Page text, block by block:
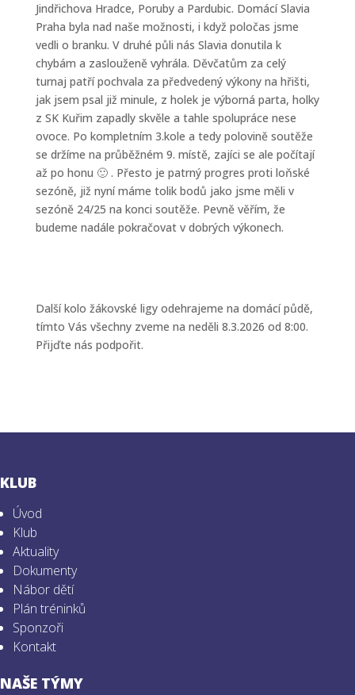
Jindřichova Hradce, Poruby a Pardubic. Domácí Slavia
Praha byla nad naše možnosti, i když poločas jsme
vedli o branku. V druhé půli nás Slavia donutila k
chybám a zaslouženě vyhrála. Děvčatům za celý
turnaj patří pochvala za předvedený výkony na hřišti,
jak jsem psal již minule, z holek je výborná parta, holky
z SK Kuřim zapadly skvěle a tahle spolupráce nese
ovoce. Po kompletním 3.kole a tedy polovině soutěže
se držíme na průběžném 9. místě, zajíci se ale počítají
až po honu 🙂 . Přesto je patrný progres proti loňské
sezóně, již nyní máme tolik bodů jako jsme měli v
sezóně 24/25 na konci soutěže. Pevně věřím, že
budeme nadále pokračovat v dobrých výkonech.
Další kolo žákovské ligy odehrajeme na domácí půdě,
tímto Vás všechny zveme na neděli 8.3.2026 od 8:00.
Přijďte nás podpořit.
KLUB
Úvod
Klub
Aktuality
Dokumenty
Nábor dětí
Plán tréninků
Sponzoři
Kontakt
NAŠE TÝMY